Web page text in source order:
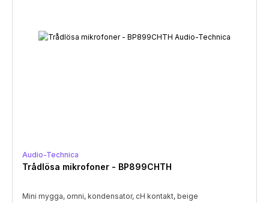
Audio-Technica
Trådlösa mikrofoner - BP899CHTH
Mini mygga, omni, kondensator, cH kontakt, beige